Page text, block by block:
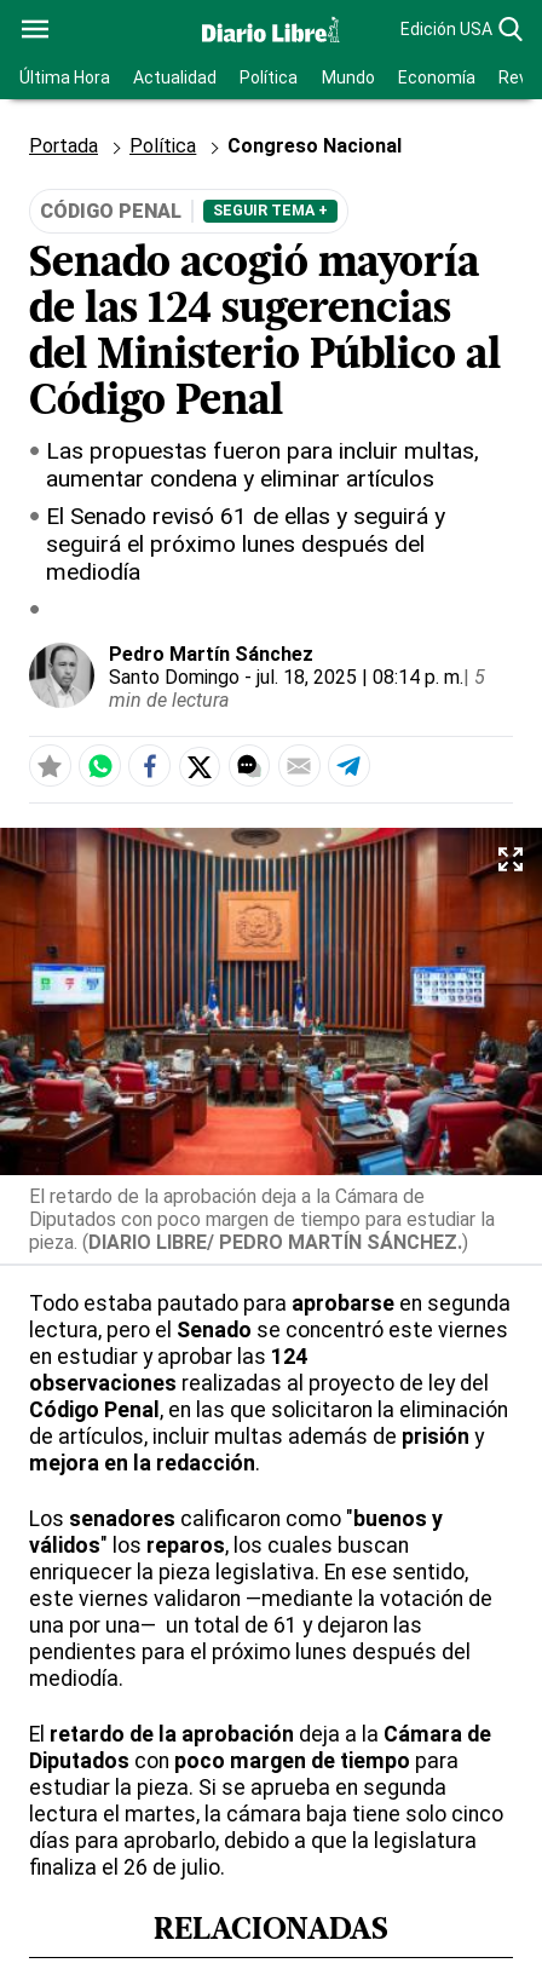
Edición USA
Última Hora Actualidad Política Mundo Economía
Portada Política Congreso Nacional
CÓDIGO PENAL SEGUIR TEMA +
Senado acogió mayoría
de las 124 sugerencias
del Ministerio Público al
Código Penal
Las propuestas fueron para incluir multas,
aumentar condena y eliminar artículos
El Senado revisó 61 de ellas y seguirá y
seguirá el próximo lunes después del
mediodía
Pedro Martín Sánchez
Santo Domingo - jul. 18, 2025 | 08:14 p. m.| 5
min de lectura
El retardo de la aprobación deja a la Cámara de
Diputados con poco margen de tiempo para estudiar la
pieza. (DIARIO LIBRE/ PEDRO MARTÍN SÁNCHEZ.)
Todo estaba pautado para aprobarse en segunda
lectura, pero el Senado se concentró este viernes
en estudiar y aprobar las 124
observaciones realizadas al proyecto de ley del
Código Penal , en las que solicitaron la eliminación
de artículos, incluir multas además de prisión y
mejora en la redacción.
Los senadores calificaron como " buenos y
válidos" los reparos, los cuales buscan
enriquecer la pieza legislativa. En ese sentido,
este viernes validaron —mediante la votación de
una por una— un total de 61 y dejaron las
pendientes para el próximo lunes después del
mediodía.
El retardo de la aprobación deja a la Cámara de
Diputados con poco margen de tiempo para
estudiar la pieza. Si se aprueba en segunda
lectura el martes, la cámara baja tiene solo cinco
días para aprobarlo, debido a que la legislatura
finaliza el 26 de julio.
RELACIONADAS